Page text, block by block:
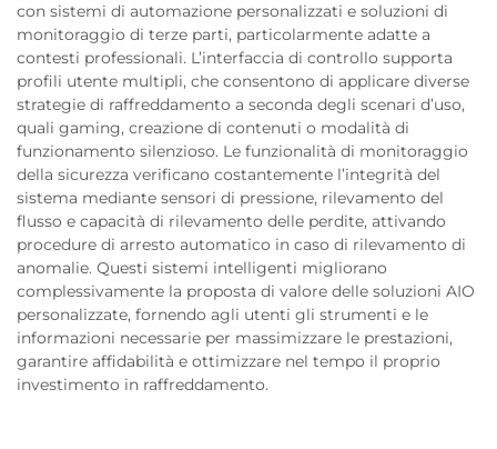
con sistemi di automazione personalizzati e soluzioni di
monitoraggio di terze parti, particolarmente adatte a
contesti professionali. L’interfaccia di controllo supporta
profili utente multipli, che consentono di applicare diverse
strategie di raffreddamento a seconda degli scenari d’uso,
quali gaming, creazione di contenuti o modalità di
funzionamento silenzioso. Le funzionalità di monitoraggio
della sicurezza verificano costantemente l’integrità del
sistema mediante sensori di pressione, rilevamento del
flusso e capacità di rilevamento delle perdite, attivando
procedure di arresto automatico in caso di rilevamento di
anomalie. Questi sistemi intelligenti migliorano
complessivamente la proposta di valore delle soluzioni AIO
personalizzate, fornendo agli utenti gli strumenti e le
informazioni necessarie per massimizzare le prestazioni,
garantire affidabilità e ottimizzare nel tempo il proprio
investimento in raffreddamento.